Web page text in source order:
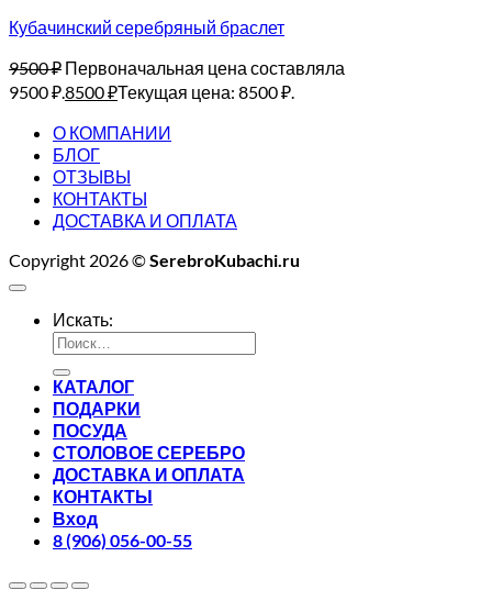
Кубачинский серебряный браслет
9500₽ Первоначальная цена составляла
9500 ₽.8500₽Текущая цена: 8500 ₽.
О КОМПАНИИ
БЛОГ
ОТЗЫВЫ
КОНТАКТЫ
ДОСТАВКА И ОПЛАТА
Copyright 2026 ©SerebroKubachi.ru
Искать:
КАТАЛОГ
ПОДАРКИ
ПОСУДА
СТОЛОВОЕ СЕРЕБРО
ДОСТАВКА И ОПЛАТА
КОНТАКТЫ
Вход
8 (906) 056-00-55